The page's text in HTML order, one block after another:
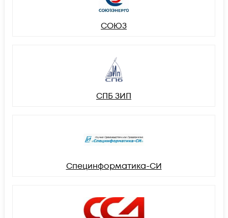
СОЮЗ
СПБ ЗИП
Специнформатика-СИ